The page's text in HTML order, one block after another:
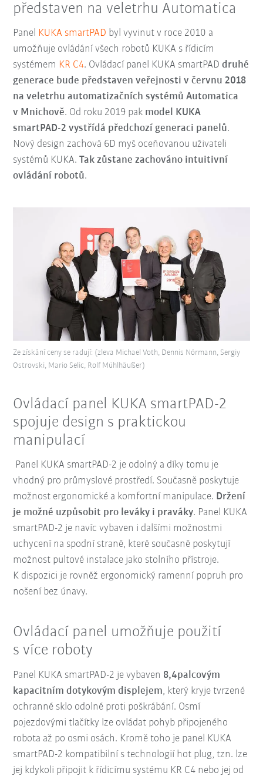
představen na veletrhu Automatica
Panel KUKA smartPAD byl vyvinut v roce 2010 a
umožňuje ovládání všech robotů KUKA s řídicím
systémem KR C4. Ovládací panel KUKA smartPADdruhé
generace bude představen veřejnosti v červnu 2018
na veletrhu automatizačních systémů Automatica
v Mnichově. Od roku 2019 pak model KUKA
smartPAD-2 vystřídá předchozí generaci panelů.
Nový design zachová 6D myš oceňovanou uživateli
systémů KUKA.Tak zůstane zachováno intuitivní
ovládání robotů.
Ze získání ceny se radují: (zleva Michael Voth, Dennis Nörmann, Sergiy
Ostrovski, Mario Selic, Rolf Mühlhäußer)
Ovládací panel KUKA smartPAD-2
spojuje design s praktickou
manipulací
Panel KUKA smartPAD-2 je odolný a díky tomu je
vhodný pro průmyslové prostředí. Současně poskytuje
možnost ergonomické a komfortní manipulace. Držení
je možné uzpůsobit pro leváky i praváky. Panel KUKA
smartPAD-2 je navíc vybaven i dalšími možnostmi
uchycení na spodní straně, které současně poskytují
možnost pultové instalace jako stolního přístroje.
K dispozici je rovněž ergonomický ramenní popruh pro
nošení bez únavy.
Ovládací panel umožňuje použití
s více roboty
Panel KUKA smartPAD-2 je vybaven 8,4palcovým
kapacitním dotykovým displejem, který kryje tvrzené
ochranné sklo odolné proti poškrábání. Osmí
pojezdovými tlačítky lze ovládat pohyb připojeného
robota až po osmi osách. Kromě toho je panel KUKA
smartPAD-2 kompatibilní s technologií hot plug, tzn. lze
jej kdykoli připojit k řídicímu systému KR C4 nebo jej od